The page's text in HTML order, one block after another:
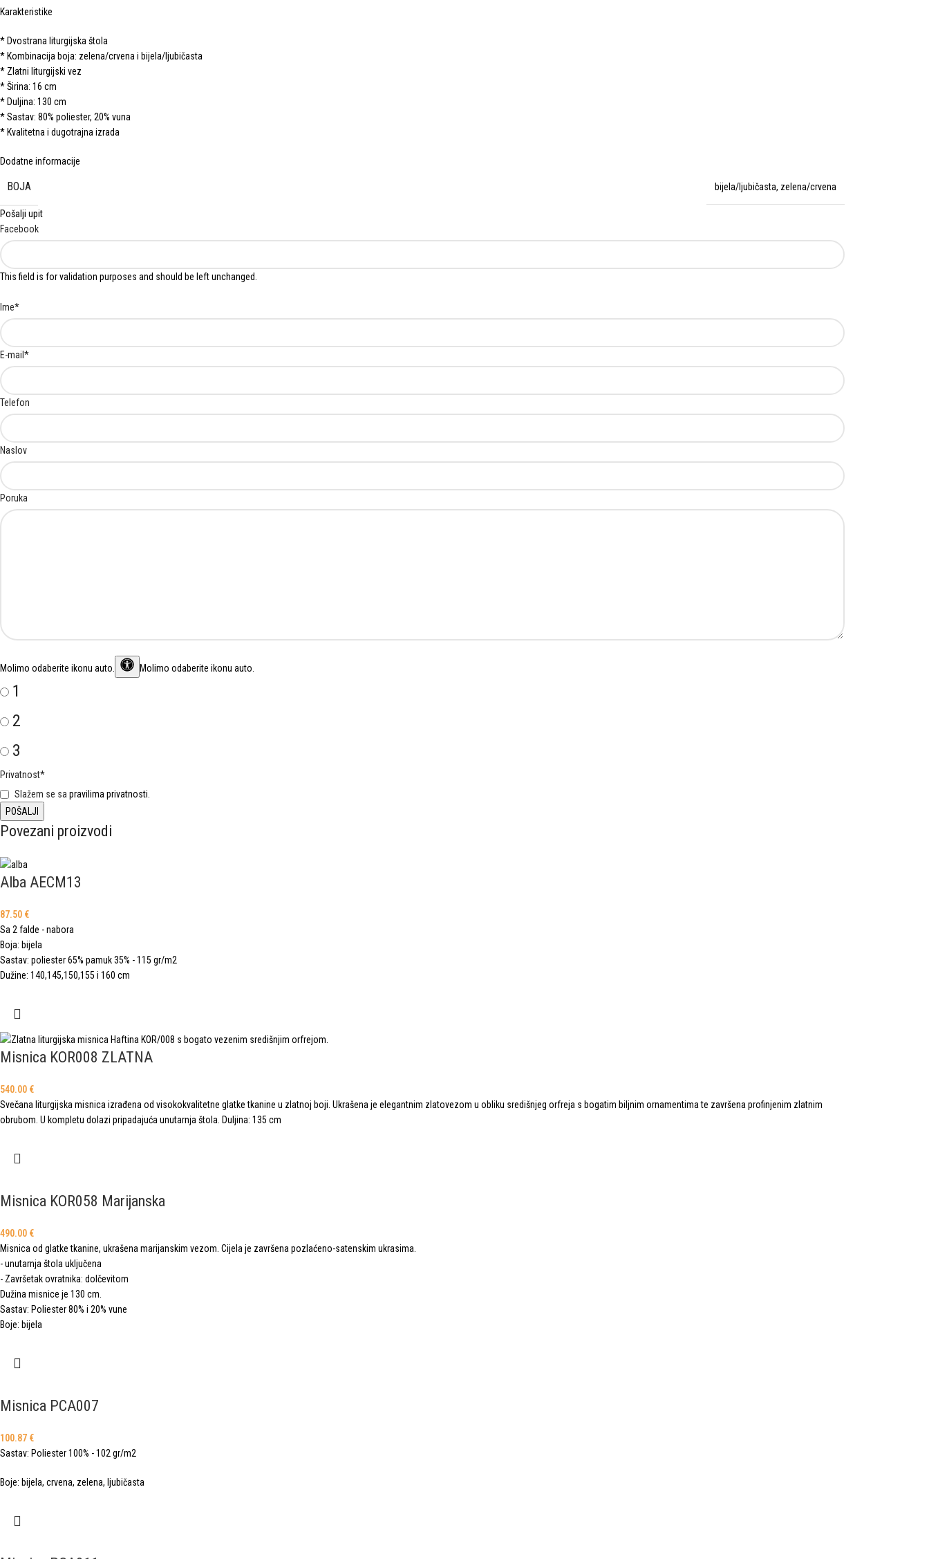
Karakteristike
* Dvostrana liturgijska štola
* Kombinacija boja: zelena/crvena i bijela/ljubičasta
* Zlatni liturgijski vez
* Širina: 16 cm
* Duljina: 130 cm
* Sastav: 80% poliester, 20% vuna
* Kvalitetna i dugotrajna izrada
Dodatne informacije
BOJA bijela/ljubičasta, zelena/crvena
Pošalji upit
Facebook
This field is for validation purposes and should be left unchanged.
Ime*
E-mail *
Telefon
Naslov
Poruka
Molimo odaberite ikonu auto Molimo odaberite ikonu auto.
1
2
3
Privatnost*
Slažem se sapravilima privatnosti.
Povezani proizvodi
Alba AECM13
87.50 €
Sa 2 falde - nabora
Boja: bijela
Sastav: poliester 65% pamuk 35% - 115 gr/m2
Dužine: 140,145,150,155 i 160 cm
Misnica KOR008 ZLATNA
540.00 €
Svečana liturgijska misnica izrađena od visokokvalitetne glatke tkanine u zlatnoj boji. Ukrašena je elegantnim zlatovezom u obliku središnjeg orfreja s bogatim biljnim ornamentima te završena profinjenim zlatnim
obrubom. U kompletu dolazi pripadajuća unutarnja štola. Duljina: 135 cm
Misnica KOR058 Marijanska
490.00 €
Misnica od glatke tkanine, ukrašena marijanskim vezom. Cijela je završena pozlaćeno-satenskim ukrasima.
- unutarnja štola uključena
- Završetak ovratnika: dolčevitom
Dužina misnice je 130 cm.
Sastav: Poliester 80% i 20% vune
Boje: bijela
Misnica PCA007
100.87 €
Sastav: Poliester 100% - 102 gr/m2
Boje: bijela, crvena, zelena, ljubičasta